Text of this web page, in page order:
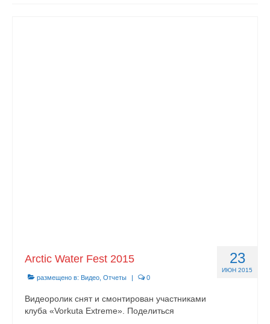
23
ИЮН 2015
Arctic Water Fest 2015
размещено в: Видео Отчеты | 0
Видеоролик снят и смонтирован участниками
клуба «Vorkuta Extreme». Поделиться